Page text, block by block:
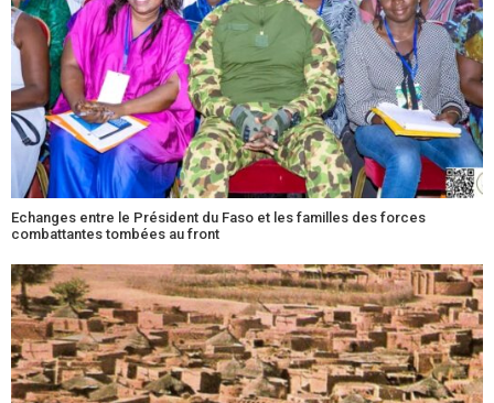
Echanges entre le Président du Faso et les familles des forces
combattantes tombées au front